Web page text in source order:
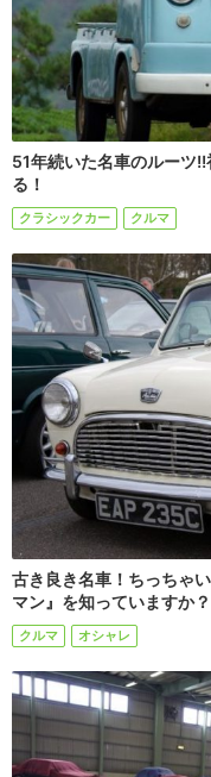
51年続いた名車のルーツ
る！
クラシックカー クルマ
古き良き名車！ちっちゃ
マン』を知っていますか？
クルマ オシャレ